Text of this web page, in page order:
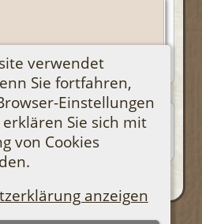
verwendet
Sie fortfahren,
Einstellungen
Sie sich mit
von Cookies
anzeigen